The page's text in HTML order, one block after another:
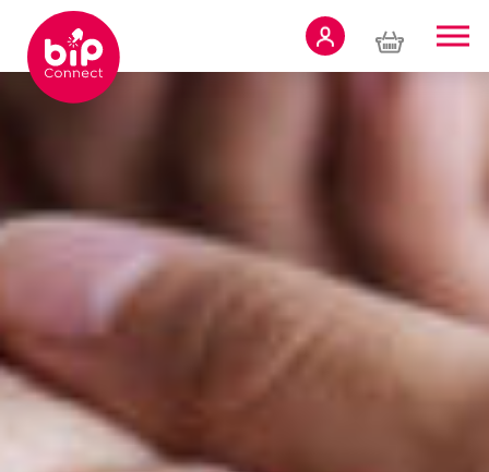
BIP CONNECT
PRO
À PROPOS
Panneau de gestion des cookies